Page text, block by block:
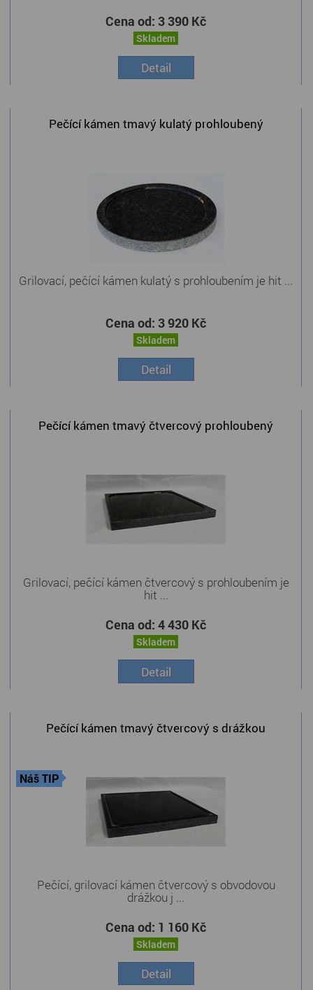
Cena od: 3 390 Kč
Skladem
Detail
Pečící kámen tmavý kulatý prohloubený
Grilovací, pečící kámen kulatý s prohloubením je hit ...
Cena od: 3 920 Kč
Skladem
Detail
Pečící kámen tmavý čtvercový prohloubený
Grilovací, pečící kámen čtvercový s prohloubením je
hit ...
Cena od: 4 430 Kč
Skladem
Detail
Pečící kámen tmavý čtvercový s drážkou
Náš TIP
Pečící, grilovací kámen čtvercový s obvodovou
drážkou j ...
Cena od: 1 160 Kč
Skladem
Detail